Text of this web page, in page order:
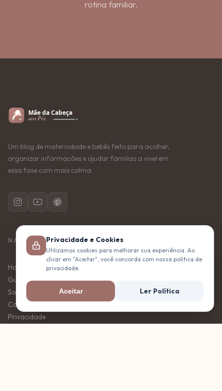
rotina familiar.
Um blog de maternidade e bebês feito para acolher,
organizar informacões e ajudar familias a viverem
essa fase com mais calma.
NAVEGACAO
Home
Guias
Sobre
Contato
Privacidade
Privacidade e Cookies
Utilizamos cookies para melhorar sua experiência. Ao
clicar em "Aceitar", você concorda com nossa política de
privacidade.
Aceitar Ler Política